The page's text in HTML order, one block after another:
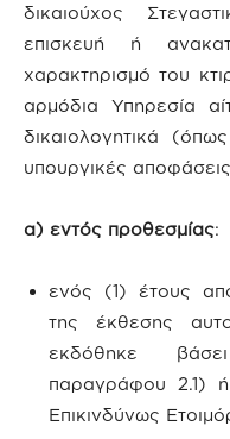
δικαιούχος
επισκευή ή
χαρακτηρισμό του
αρμόδια Υπηρεσία
δικαιολογητικά
υπουργικές
α) εντός προθεσμίας:
ενός (1) έτους
της έκθεσης
εκδόθηκε
παραγράφου 2.1)
Επικινδύνως